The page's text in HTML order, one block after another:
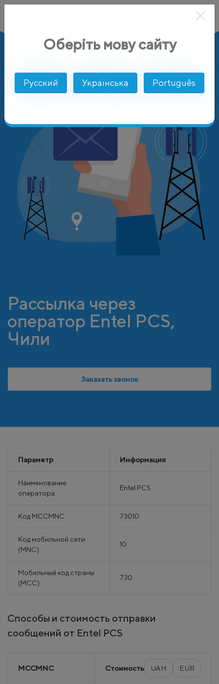
Entel PCS
Рассылка через
оператор Entel PCS,
Чили
Заказать звонок
Параметр Информация
Наименование
оператора
Entel PCS
Код MCCMNC 73010
Код мобильной сети
(MNC)
10
Мобильный код страны
(MCC)
730
Способы и стоимость отправки
сообщений от Entel PCS
MCCMNC Стоимость UAH EUR
Оберіть мову сайту
Русский Українська Português